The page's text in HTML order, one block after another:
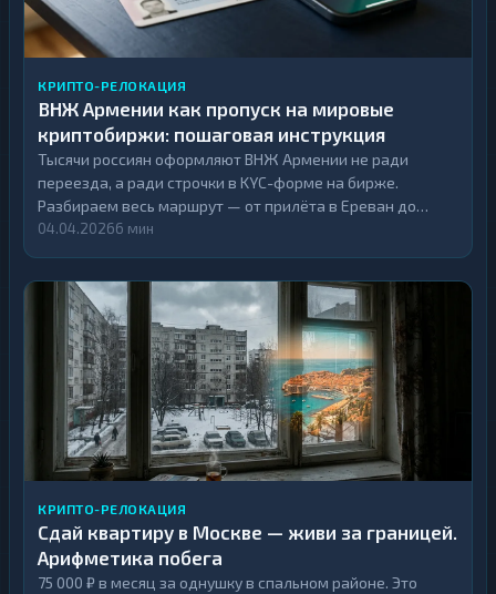
КРИПТО-РЕЛОКАЦИЯ
ВНЖ Армении как пропуск на мировые
криптобиржи: пошаговая инструкция
Тысячи россиян оформляют ВНЖ Армении не ради
переезда, а ради строчки в KYC-форме на бирже.
Разбираем весь маршрут — от прилёта в Ереван до
первой сделки с полной верификацией.
04.04.20266 мин
КРИПТО-РЕЛОКАЦИЯ
Сдай квартиру в Москве — живи за границей.
Арифметика побега
75 000 ₽ в месяц за однушку в спальном районе. Это